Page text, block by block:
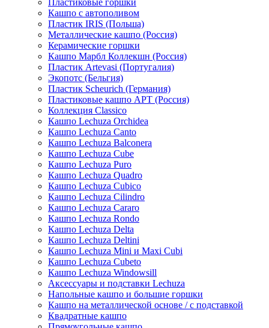
Пластиковые горшки
Кашпо с автополивом
Пластик IRIS (Польша)
Металлические кашпо (Россия)
Керамические горшки
Кашпо Марбл Коллекшн (Россия)
Пластик Artevasi (Португалия)
Экопотс (Бельгия)
Пластик Scheurich (Германия)
Пластиковые кашпо АРТ (Россия)
Коллекция Classico
Кашпо Lechuza Orchidea
Кашпо Lechuza Canto
Кашпо Lechuza Balconera
Кашпо Lechuza Cube
Кашпо Lechuza Puro
Кашпо Lechuza Quadro
Кашпо Lechuza Cubico
Кашпо Lechuza Cilindro
Кашпо Lechuza Cararo
Кашпо Lechuza Rondo
Кашпо Lechuza Delta
Кашпо Lechuza Deltini
Кашпо Lechuza Mini и Maxi Cubi
Кашпо Lechuza Cubeto
Кашпо Lechuza Windowsill
Аксессуары и подставки Lechuza
Напольные кашпо и большие горшки
Кашпо на металлической основе / с подставкой
Квадратные кашпо